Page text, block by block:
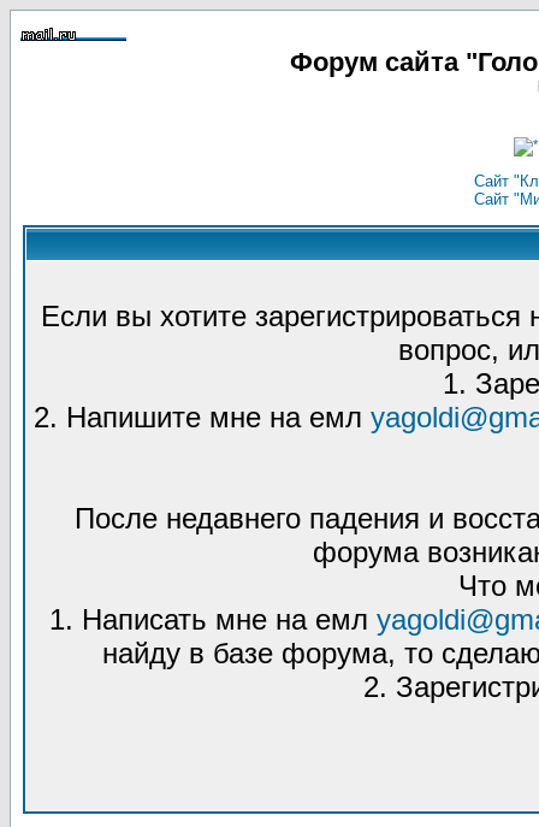
Форум сайта
Сайт
Сайт
Если вы хотите
вопрос,
1.
2. Напишите мне на емл
После недавнего падения и
форума
Что
1. Написать мне на емл
найду в базе форума, то
2.